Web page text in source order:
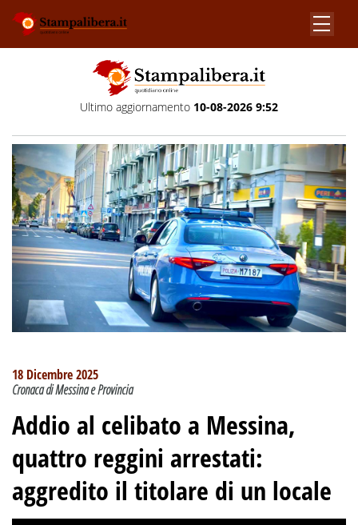
Ultimo aggiornamento 10-08-2026 9:52
18 Dicembre 2025
Cronaca di Messina e Provincia
Addio al celibato a Messina,
quattro reggini arrestati:
aggredito il titolare di un locale